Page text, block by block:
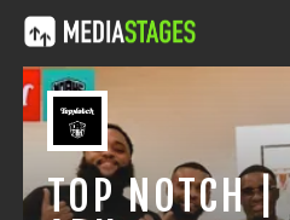
TOP NOTCH |